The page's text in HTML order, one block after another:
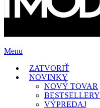
Menu
ZATVORIŤ
NOVINKY
NOVÝ TOVAR
BESTSELLERY
VÝPREDAJ